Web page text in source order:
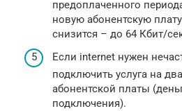
предоплаченного
новую абонентскую
снизится – до 64 Кбит/
Если internet нужен
подключить услуга на
абонентской платы
подключения).